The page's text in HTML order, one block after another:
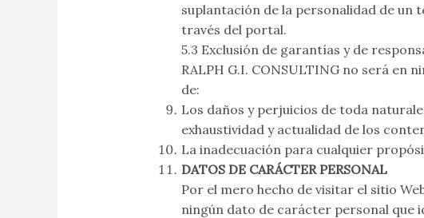
suplantación de la personalidad de un
través del portal.
5.3 Exclusión de garantías y de
RALPH G.I. CONSULTING no será en
de:
Los daños y perjuicios de toda
exhaustividad y actualidad de los
La inadecuación para cualquier
DATOS DE CARÁCTER PERSONAL
Por el mero hecho de visitar el sitio
ningún dato de carácter personal que